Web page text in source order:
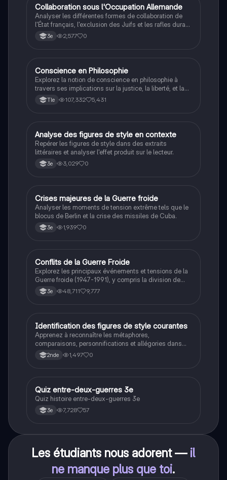
CHistoire
Collaboration sous l'Occupation Allemande
Analyser les différentes formes de collaboration de
l'État français, l'exclusion des Juifs et les rafles durant
la Seconde Guerre mondiale.
3e 2,577 0
Philosophie
Conscience en Philosophie
Explorez la notion de conscience en philosophie à
travers ses implications sur la justice, la liberté, et la
connaissance. Cette fiche de révision aborde les
débats philosophiques sur la conscience, le cogito, et
étudiants en philosophie cherchant à approfondir leur
compréhension des enjeux éthiques et existentiels.
Tle 107,332 5,431
AFrançais
Analyse des figures de style en contexte
Repérer les figures de style dans des extraits
littéraires et analyser l'effet produit sur le lecteur.
3e 3,029 0
CHistoire
Crises majeures de la Guerre froide
Analyser les moments de tension extrême tels que le
blocus de Berlin et la crise des missiles de Cuba.
3e 1,939 0
Histoire
Conflits de la Guerre Froide
Explorez les principaux événements et tensions de la
Guerre froide (1947-1991), y compris la division de
l'Allemagne, la crise de Cuba, la guerre du Vietnam, et
la course à l'espace. Cette fiche de révision couvre les
historique.
3e 48,711 9,777
IFrançais
Identification des figures de style courantes
Apprenez à reconnaître les métaphores,
comparaisons, personnifications et allégories dans
des phrases simples.
2nde 1,497 0
QHistoire
Quiz entre-deux-guerres 3e
Quiz histoire entre-deux-guerres 3e
3e 7,728 57
Les étudiants nous adorent — il
ne manque plus que toi.